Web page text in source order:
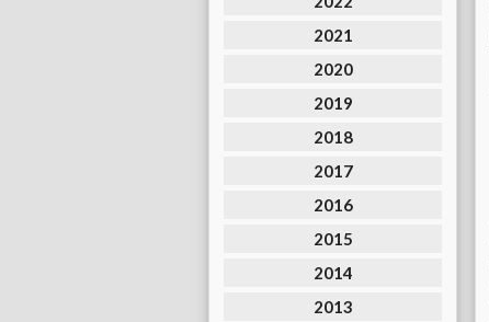
2021
2020
2019
2018
2017
2016
2015
2014
2013